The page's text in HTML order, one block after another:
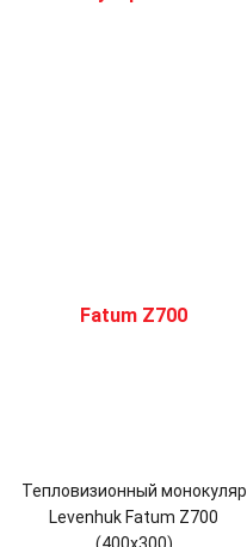
Тепловизионный монокуляр
Levenhuk Fatum Z700